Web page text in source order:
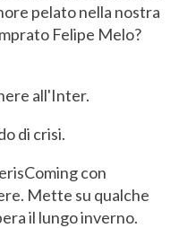
pelato nella nostra
Felipe Melo?
all'Inter.
di crisi.
con
Mette su qualche
il lungo inverno.